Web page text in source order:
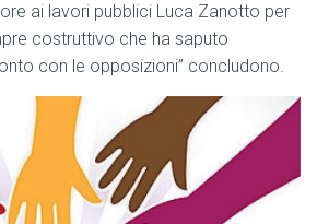
ai lavori pubblici Luca Zanotto per
costruttivo che ha saputo
con le opposizioni” concludono.